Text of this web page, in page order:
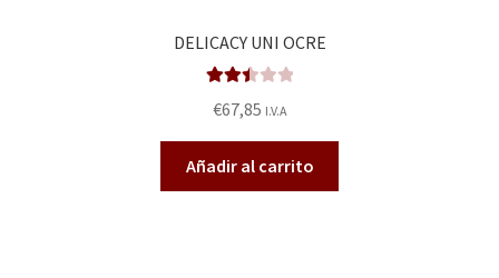
DELICACY UNI OCRE
do en
de 5
€67,85 I.V.A
Añadir al carrito